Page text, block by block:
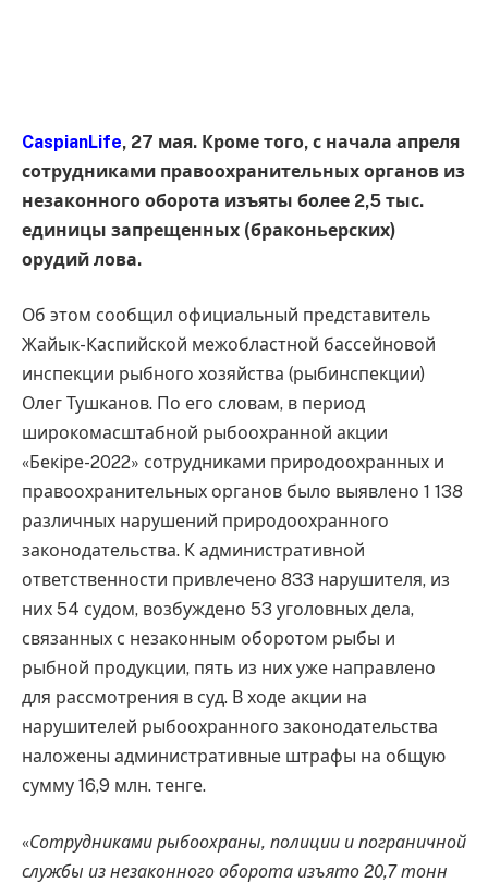
CaspianLife, 27 мая. Кроме того, с начала апреля
сотрудниками правоохранительных органов из
незаконного оборота изъяты более 2,5 тыс.
единицы запрещенных (браконьерских)
орудий лова.
Об этом сообщил официальный представитель
Жайык-Каспийской межобластной бассейновой
инспекции рыбного хозяйства (рыбинспекции)
Олег Тушканов. По его словам, в период
широкомасштабной рыбоохранной акции
«Бекiре-2022» сотрудниками природоохранных и
правоохранительных органов было выявлено 1 138
различных нарушений природоохранного
законодательства. К административной
ответственности привлечено 833 нарушителя, из
них 54 судом, возбуждено 53 уголовных дела,
связанных с незаконным оборотом рыбы и
рыбной продукции, пять из них уже направлено
для рассмотрения в суд. В ходе акции на
нарушителей рыбоохранного законодательства
наложены административные штрафы на общую
сумму 16,9 млн. тенге.
«Сотрудниками рыбоохраны, полиции и пограничной
службы из незаконного оборота изъято 20,7 тонн